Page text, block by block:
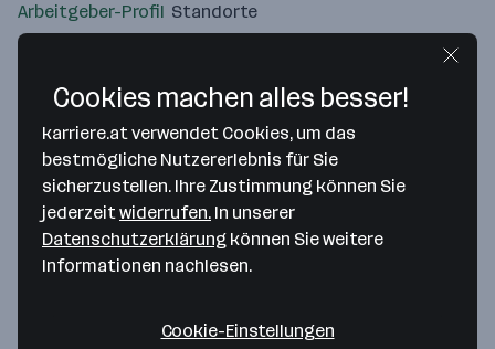
Arbeitgeber-Profil Standorte
Bitte stimme unseren Cookie-
Richtlinien zu, um diese Karte
anzuzeigen.
Cookies machen alles besser!
karriere.at verwendet Cookies, um das
bestmögliche Nutzererlebnis für Sie
sicherzustellen. Ihre Zustimmung können Sie
jederzeitwiderrufen. In unserer
Datenschutzerklärung können Sie weitere
Informationen nachlesen.
Cookie-Einstellungen